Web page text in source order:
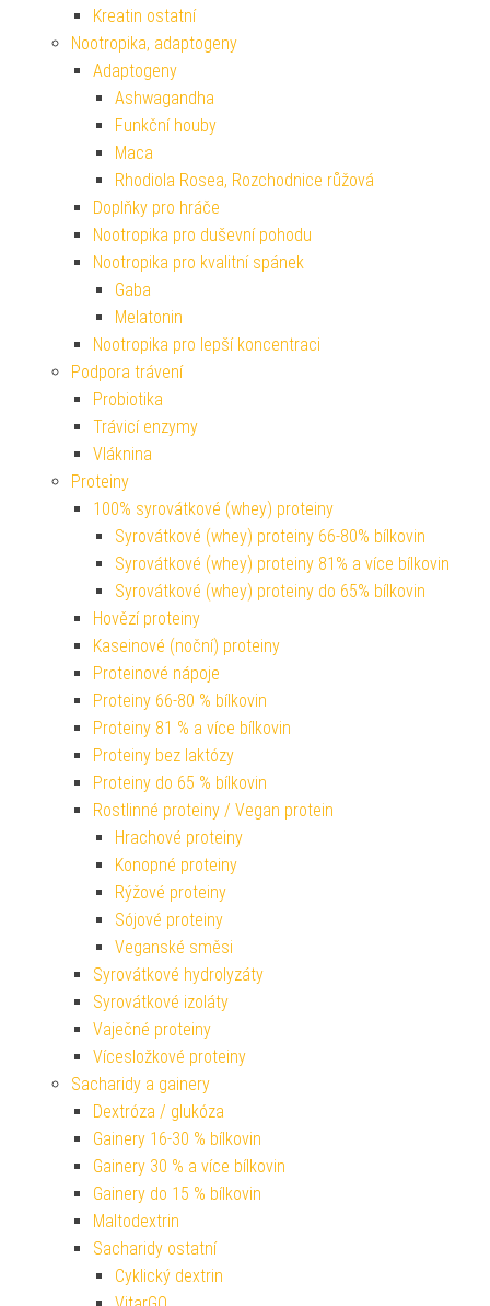
Kreatin ostatní
Nootropika, adaptogeny
Adaptogeny
Ashwagandha
Funkční houby
Maca
Rhodiola Rosea, Rozchodnice růžová
Doplňky pro hráče
Nootropika pro duševní pohodu
Nootropika pro kvalitní spánek
Gaba
Melatonin
Nootropika pro lepší koncentraci
Podpora trávení
Probiotika
Trávicí enzymy
Vláknina
Proteiny
100% syrovátkové (whey) proteiny
Syrovátkové (whey) proteiny 66-80% bílkovin
Syrovátkové (whey) proteiny 81% a více bílkovin
Syrovátkové (whey) proteiny do 65% bílkovin
Hovězí proteiny
Kaseinové (noční) proteiny
Proteinové nápoje
Proteiny 66-80 % bílkovin
Proteiny 81 % a více bílkovin
Proteiny bez laktózy
Proteiny do 65 % bílkovin
Rostlinné proteiny / Vegan protein
Hrachové proteiny
Konopné proteiny
Rýžové proteiny
Sójové proteiny
Veganské směsi
Syrovátkové hydrolyzáty
Syrovátkové izoláty
Vaječné proteiny
Vícesložkové proteiny
Sacharidy a gainery
Dextróza / glukóza
Gainery 16-30 % bílkovin
Gainery 30 % a více bílkovin
Gainery do 15 % bílkovin
Maltodextrin
Sacharidy ostatní
Cyklický dextrin